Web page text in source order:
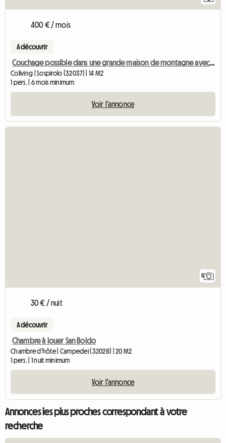
400 € / mois
A découvrir
Couchage possible dans une grande maison de montagne avec vue
Coliving | Sospirolo (32037) | 14 M2
1 pers. | 6 mois minimum
Voir l'annonce
5
30 € / nuit
A découvrir
Chambre à louer San Boldo
Chambre d'hôte | Campedei (32028) | 20 M2
1 pers. | 1 nuit minimum
Voir l'annonce
Annonces les plus proches correspondant à votre
recherche